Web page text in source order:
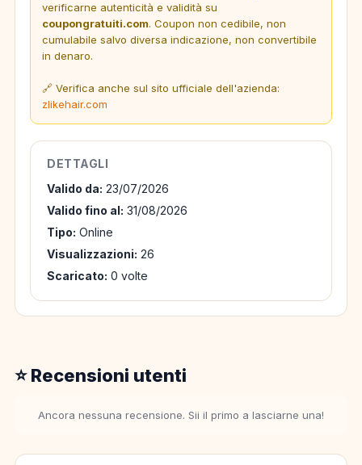
verificarne autenticità e validità su
coupongratuiti.com. Coupon non cedibile, non
cumulabile salvo diversa indicazione, non convertibile
in denaro.
🔗 Verifica anche sul sito ufficiale dell'azienda:
zlikehair.com
DETTAGLI
Valido da: 23/07/2026
Valido fino al: 31/08/2026
Tipo: Online
Visualizzazioni: 26
Scaricato: 0 volte
⭐ Recensioni utenti
Ancora nessuna recensione. Sii il primo a lasciarne una!